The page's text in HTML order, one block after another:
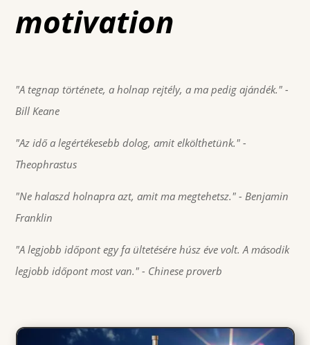
motivation
"A tegnap története, a holnap rejtély, a ma pedig ajándék." -
Bill Keane
"Az idő a legértékesebb dolog, amit elkölthetünk." -
Theophrastus
"Ne halaszd holnapra azt, amit ma megtehetsz." - Benjamin
Franklin
"A legjobb időpont egy fa ültetésére húsz éve volt. A második
legjobb időpont most van." - Chinese proverb